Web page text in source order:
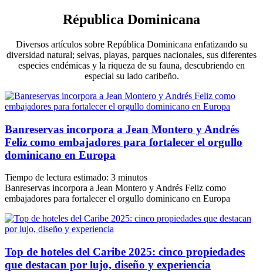
Républica Dominicana
Diversos artículos sobre República Dominicana enfatizando su
diversidad natural; selvas, playas, parques nacionales, sus diferentes
especies endémicas y la riqueza de su fauna, descubriendo en
especial su lado caribeño.
Banreservas incorpora a Jean Montero y Andrés
Feliz como embajadores para fortalecer el orgullo
dominicano en Europa
Tiempo de lectura estimado: 3 minutos
Banreservas incorpora a Jean Montero y Andrés Feliz como
embajadores para fortalecer el orgullo dominicano en Europa
Top de hoteles del Caribe 2025: cinco propiedades
que destacan por lujo, diseño y experiencia